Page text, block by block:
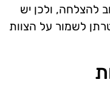
להצלחה, ולכן יש
לשמור על הצוות